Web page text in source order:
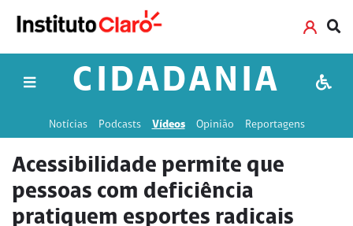
CIDADANIA
Notícias Podcasts Vídeos Opinião Reportagens
Acessibilidade permite que
pessoas com deficiência
pratiquem esportes radicais